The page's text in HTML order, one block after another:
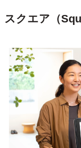
スクエア（